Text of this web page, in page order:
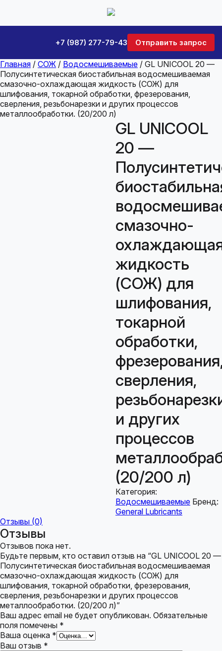
+7 (987) 277-79-43 Отправить запрос
Главная / СОЖ / Водосмешиваемые / GL UNICOOL 20 —
Полусинтетическая биостабильная водосмешиваемая
смазочно-охлаждающая жидкость (СОЖ) для
шлифования, токарной обработки, фрезерования,
сверления, резьбонарезки и других процессов
металлообработки. (20/200 л)
GL UNICOOL
20 —
смазочно-
жидкость
(СОЖ) для
шлифования,
токарной
обработки,
сверления,
и других
процессов
(20/200 л)
Категория:
Водосмешиваемые Бренд:
General Lubricants
Отзывы (0)
Отзывы
Отзывов пока нет.
Будьте первым, кто оставил отзыв на “GL UNICOOL 20 —
Полусинтетическая биостабильная водосмешиваемая
смазочно-охлаждающая жидкость (СОЖ) для
шлифования, токарной обработки, фрезерования,
сверления, резьбонарезки и других процессов
металлообработки. (20/200 л)”
Ваш адрес email не будет опубликован. Обязательные
поля помечены *
Ваша оценка *
Ваш отзыв *